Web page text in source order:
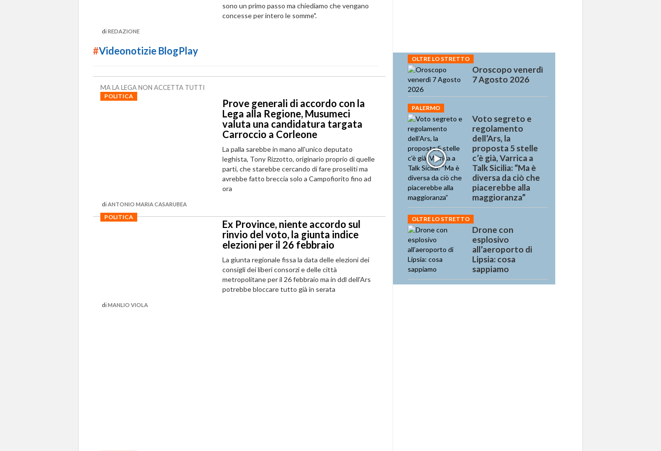
sono un primo passo ma chiediamo che vengano
concesse per intero le somme".
diREDAZIONE
#Videonotizie BlogPlay
MA LA LEGA NON ACCETTA TUTTI
POLITICA
Prove generali di accordo con la
Lega alla Regione, Musumeci
valuta una candidatura targata
Carroccio a Corleone
La palla sarebbe in mano all'unico deputato
leghista, Tony Rizzotto, originario proprio di quelle
parti, che starebbe cercando di fare proseliti ma
avrebbe fatto breccia solo a Campofiorito fino ad
ora
diANTONIO MARIA CASARUBEA
POLITICA
Ex Province, niente accordo sul
rinvio del voto, la giunta indice
elezioni per il 26 febbraio
La giunta regionale fissa la data delle elezioni dei
consigli dei liberi consorzi e delle città
metropolitane per il 26 febbraio ma in ddl dell'Ars
potrebbe bloccare tutto già in serata
diMANLIO VIOLA
OLTRE LO STRETTO
Oroscopo venerdì
7 Agosto 2026
PALERMO
Voto segreto e
regolamento
dell’Ars, la
proposta 5 stelle
c’è già, Varrica a
Talk Sicilia: “Ma è
diversa da ciò che
piacerebbe alla
maggioranza”
OLTRE LO STRETTO
Drone con
esplosivo
all’aeroporto di
Lipsia: cosa
sappiamo